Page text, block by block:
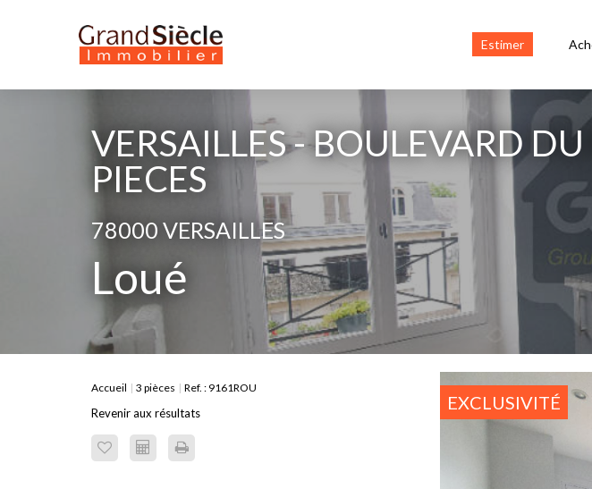
Estimer
VERSAILLES - BOULEVARD
PIECES
78000 VERSAILLES
Loué
Accueil 3 pièces Ref. : 9161ROU
Revenir aux résultats EXCLUSIVITÉ